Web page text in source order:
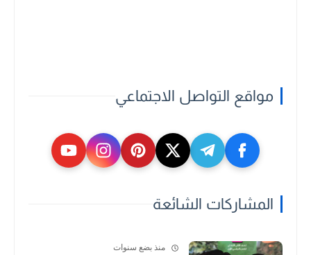
مواقع التواصل الاجتماعي
المشاركات الشائعة
منذ بضع سنوات